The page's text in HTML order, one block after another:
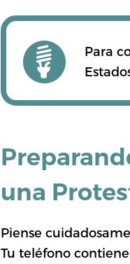
Para
una
Piense
Tu teléfono